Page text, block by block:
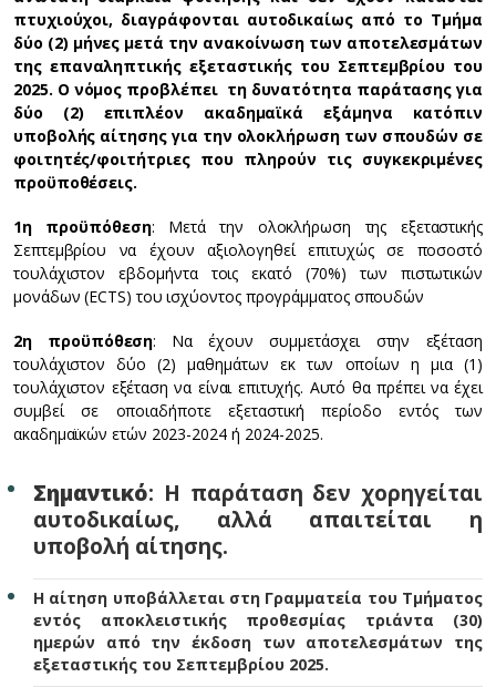
πτυχιούχοι, διαγράφονται αυτοδικαίως από το Τμήμα
δύο (2) μήνες μετά την ανακοίνωση των αποτελεσμάτων
της επαναληπτικής εξεταστικής του Σεπτεμβρίου του
2025. Ο νόμος προβλέπει τη δυνατότητα παράτασης για
δύο (2) επιπλέον ακαδημαϊκά εξάμηνα κατόπιν
υποβολής αίτησης για την ολοκλήρωση των σπουδών σε
φοιτητές/φοιτήτριες που πληρούν τις συγκεκριμένες
προϋποθέσεις.
1η προϋπόθεση: Μετά την ολοκλήρωση της εξεταστικής
Σεπτεμβρίου να έχουν αξιολογηθεί επιτυχώς σε ποσοστό
τουλάχιστον εβδομήντα τοις εκατό (70%) των πιστωτικών
μονάδων (ECTS) του ισχύοντος προγράμματος σπουδών
2η προϋπόθεση: Να έχουν συμμετάσχει στην εξέταση
τουλάχιστον δύο (2) μαθημάτων εκ των οποίων η μια (1)
τουλάχιστον εξέταση να είναι επιτυχής. Αυτό θα πρέπει να έχει
συμβεί σε οποιαδήποτε εξεταστική περίοδο εντός των
ακαδημαϊκών ετών 2023-2024 ή 2024-2025.
Σημαντικό: Η παράταση δεν χορηγείται
αυτοδικαίως, αλλά απαιτείται η
υποβολή αίτησης.
Η αίτηση υποβάλλεται στη Γραμματεία του Τμήματος
εντός αποκλειστικής προθεσμίας τριάντα (30)
ημερών από την έκδοση των αποτελεσμάτων της
εξεταστικής του Σεπτεμβρίου 2025.